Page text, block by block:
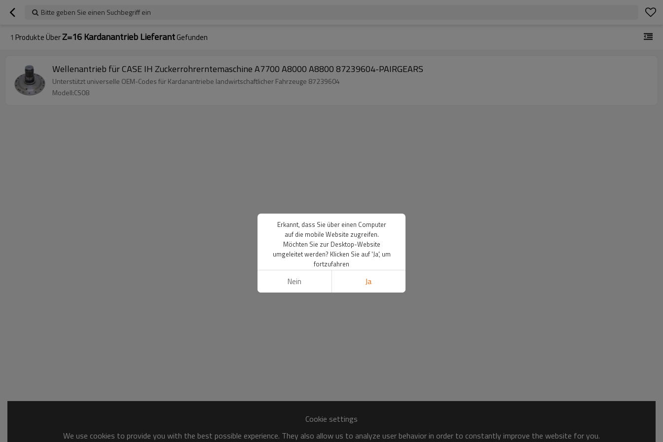
Bitte geben Sie einen Suchbegriff ein
1 Produkte ÜberZ=16 Kardanantrieb LieferantGefunden
Wellenantrieb für CASE IH Zuckerrohrerntemaschine A7700 A8000 A8800 87239604-PAIRGEARS
Unterstützt universelle OEM-Codes für Kardanantriebe landwirtschaftlicher Fahrzeuge 87239604
Modell:CS08
Cookie settings
We use cookies to provide you with the best possible experience. They also allow us to analyze user behavior in order to constantly improve the website for you.
Erkannt, dass Sie über einen Computer
auf die mobile Website zugreifen.
Möchten Sie zur Desktop-Website
umgeleitet werden? Klicken Sie auf 'Ja', um
fortzufahren
Nein Ja